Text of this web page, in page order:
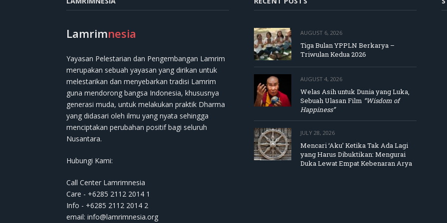
Lamrimnesia
Yayasan Pelestarian dan Pengembangan Lamrim
merupakan sebuah yayasan yang dirikan untuk
melestarikan dan menyebarkan tradisi Lamrim
guna mendorong bangsa Indonesia, khususnya
generasi muda, untuk melakukan praktik Dharma
yang didasari oleh ilmu yang nyata sehingga
menciptakan perubahan positif bagi seluruh
Nusantara.
Hubungi Kami:
Call Center Lamrimnesia
Care - +6285 2112 2014 1
Info - +6285 2112 2014 2
email: info@lamrimnesia.org
AUGUST 6, 2026
Tiga Bulan YPPLN Berkarya –
Triwulan Kedua 2026
AUGUST 4, 2026
Welas Asih untuk Dunia yang Luka,
Sebuah Ulasan Film “Wisdom of
Happiness”
JULY 28, 2026
Mencari ‘Aku’ Ketika Tak Ada Lagi
yang Harus Dibuktikan: Mengurai
Duka Lewat Empat Kebenaran Arya